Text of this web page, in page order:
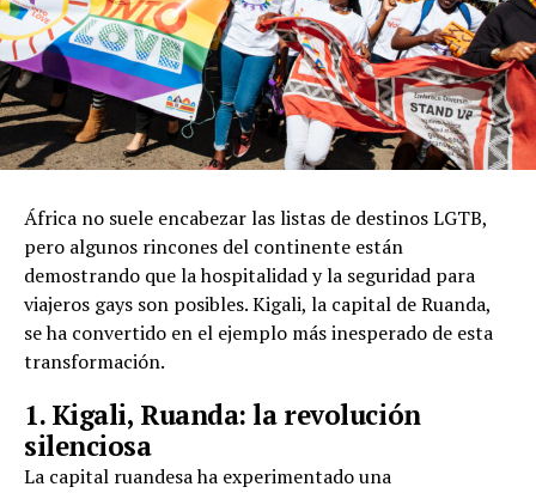
África no suele encabezar las listas de destinos LGTB,
pero algunos rincones del continente están
demostrando que la hospitalidad y la seguridad para
viajeros gays son posibles. Kigali, la capital de Ruanda,
se ha convertido en el ejemplo más inesperado de esta
transformación.
1. Kigali, Ruanda: la revolución
silenciosa
La capital ruandesa ha experimentado una